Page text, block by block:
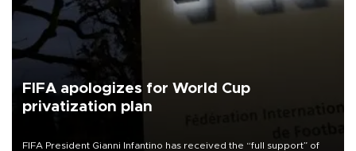
FIFA apologizes for World Cup
privatization plan
FIFA President Gianni Infantino has received the “full support” of